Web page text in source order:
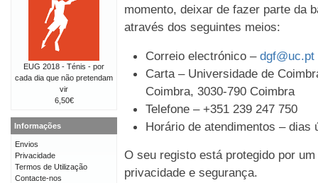
momento, deixar de fazer parte da
através dos seguintes meios:
Correio electrónico – dgf@uc.pt
Carta – Universidade de
Coimbra, 3030-790 Coimbra
Telefone – +351 239 247 750
Horário de atendimentos – dias
O seu registo está protegido por
privacidade e segurança.
EUG 2018 - Ténis - por
cada dia que não pretendam
vir
6,50€
Informações
Envios
Privacidade
Termos de Utilização
Contacte-nos